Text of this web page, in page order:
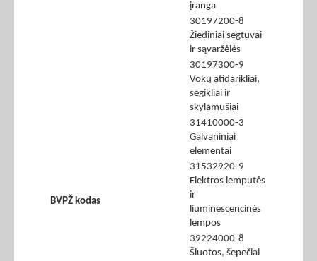
BVPŽ kodas
įranga
30197200-8
Žiediniai segtuvai
ir sąvaržėlės
30197300-9
Vokų atidarikliai,
segikliai ir
skylamušiai
31410000-3
Galvaniniai
elementai
31532920-9
Elektros lemputės
ir
liuminescencinės
lempos
39224000-8
Šluotos, šepečiai